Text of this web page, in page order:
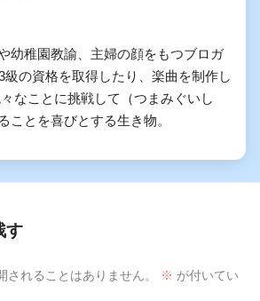
幼稚園教諭、主婦の顔をもつブロガ
級の資格を取得したり、楽曲を制作し
なことに挑戦して（つまみぐいし
ことを喜びとする生き物。
す
されることはありません。 ※ が付いてい